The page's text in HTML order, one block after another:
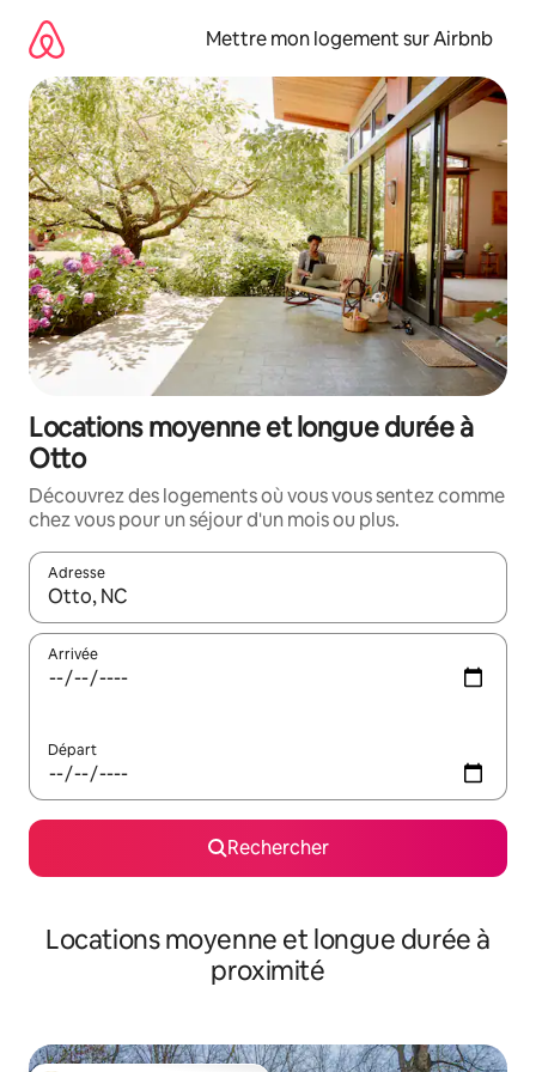
directement
contenu
Mettre mon logement sur Airbnb
Locations moyenne et longue durée à
Otto
Découvrez des logements où vous vous sentez comme
chez vous pour un séjour d'un mois ou plus.
Adresse
Lorsque les résultats s'affichent, utilisez les flèches vers le
Arrivée
Départ
Rechercher
Locations moyenne et longue durée à
proximité